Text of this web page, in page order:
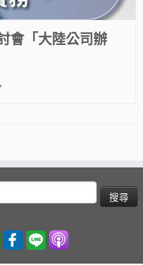
會「大陸公司辦